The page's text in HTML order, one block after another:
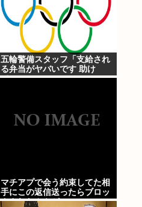
五輪警備スタッフ「支給され
る弁当がヤバいです 助け
て…」
マチアプで会う約束してた相
手にこの返信送ったらブロッ
クされたんやが